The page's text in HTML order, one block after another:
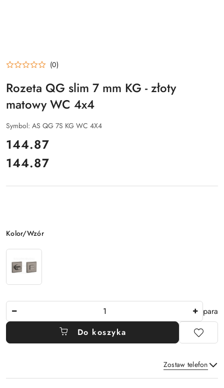
(0)
Rozeta QG slim 7 mm KG - złoty
matowy WC 4x4
Symbol: AS QG 7S KG WC 4X4
cena:
144.87
Cena:
144.87
Wariant
Kolor/Wzór
para
Do koszyka
Zostaw telefon